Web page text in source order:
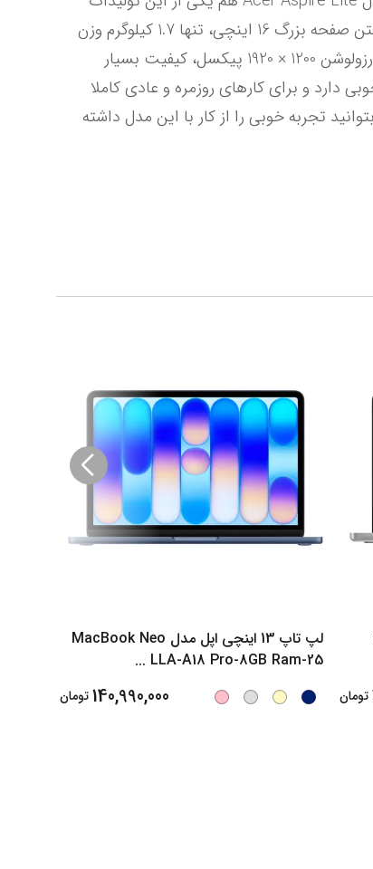
تومان
لپ تاپ 13 اینچی اپل مدل MacBook Neo
LLA-A18 Pro-8GB Ram-25
...
140,990,000تومان